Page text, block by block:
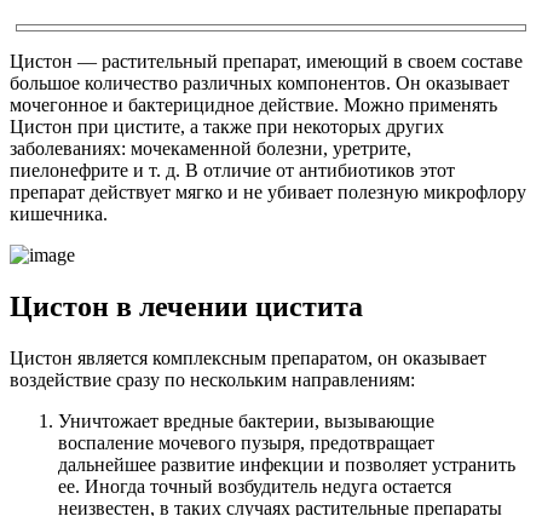
Цистон — растительный препарат, имеющий в своем составе
большое количество различных компонентов. Он оказывает
мочегонное и бактерицидное действие. Можно применять
Цистон при цистите, а также при некоторых других
заболеваниях: мочекаменной болезни, уретрите,
пиелонефрите и т. д. В отличие от антибиотиков этот
препарат действует мягко и не убивает полезную микрофлору
кишечника.
Цистон в лечении цистита
Цистон является комплексным препаратом, он оказывает
воздействие сразу по нескольким направлениям:
Уничтожает вредные бактерии, вызывающие
воспаление мочевого пузыря, предотвращает
дальнейшее развитие инфекции и позволяет устранить
ее. Иногда точный возбудитель недуга остается
неизвестен, в таких случаях растительные препараты